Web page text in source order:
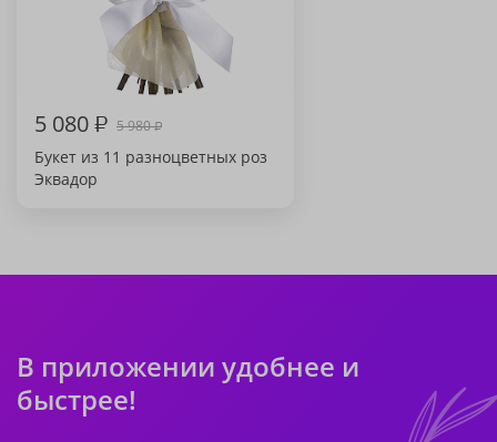
5 080₽ 5 980₽
Букет из 11 разноцветных роз
Эквадор
В приложении удобнее и
быстрее!